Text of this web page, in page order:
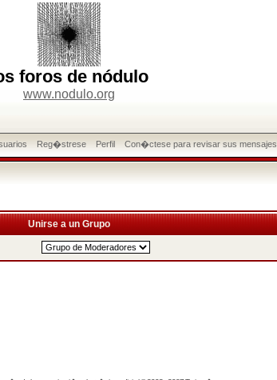
foros de nódulo
www.nodulo.org
Reg�strese Perfil Con�ctese para revisar sus mensajes
Unirse a un Grupo